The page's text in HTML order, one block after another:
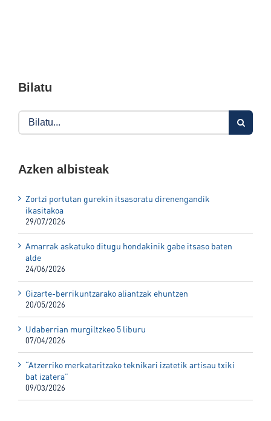
Bilatu
Search
for:
Azken albisteak
Zortzi portutan gurekin itsasoratu direnengandik
ikasitakoa
29/07/2026
Amarrak askatuko ditugu hondakinik gabe itsaso baten
alde
24/06/2026
Gizarte-berrikuntzarako aliantzak ehuntzen
20/05/2026
Udaberrian murgiltzkeo 5 liburu
07/04/2026
“Atzerriko merkataritzako teknikari izatetik artisau txiki
bat izatera”
09/03/2026